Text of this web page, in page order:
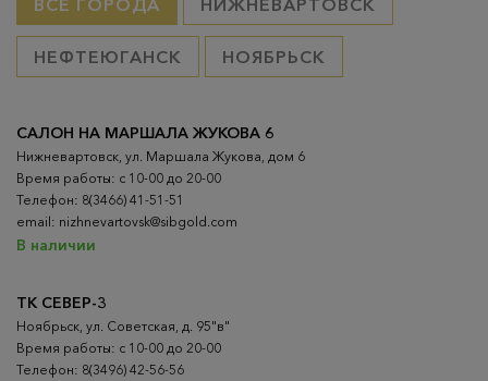
НЕФТЕЮГАНСК НОЯБРЬСК
ТК СЕВЕР-3
Ноябрьск, ул. Советская, д. 95"в"
Время работы: с 10-00 до 20-00
Телефон: 8(3496) 42-56-56
САЛОН НА МАРШАЛА ЖУКОВА 6
Нижневартовск, ул. Маршала Жукова, дом 6
Время работы: с 10-00 до 20-00
Телефон: 8(3466) 41-51-51
email: nizhnevartovsk@sibgold.com
В наличии